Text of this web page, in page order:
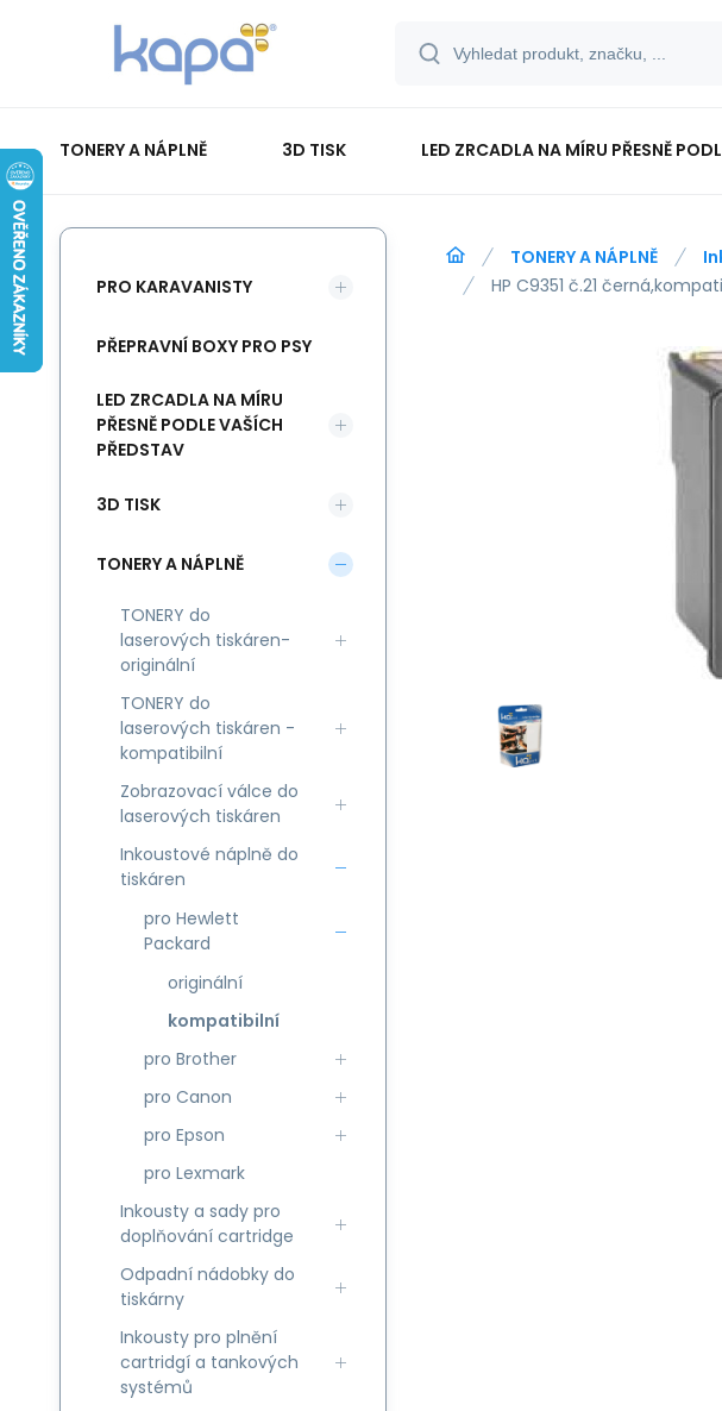
TONERY A NÁPLNĚ 3D TISK LED ZRCADLA NA MÍRU PŘESNĚ
PAPÍR-ETIKETY-BLOKY-OBÁLKY
TONERY A NÁPLNĚ
HP C9351 č.21
PRO KARAVANISTY
PŘEPRAVNÍ BOXY PRO PSY
LED ZRCADLA NA MÍRU
PŘESNĚ PODLE VAŠÍCH
PŘEDSTAV
3D TISK
TONERY A NÁPLNĚ
TONERY do
laserových tiskáren-
originální
TONERY do
laserových tiskáren -
kompatibilní
Zobrazovací válce do
laserových tiskáren
Inkoustové náplně do
tiskáren
pro Hewlett
Packard
originální
kompatibilní
pro Brother
pro Canon
pro Epson
pro Lexmark
Inkousty a sady pro
doplňování cartridge
Odpadní nádobky do
tiskárny
Inkousty pro plnění
cartridgí a tankových
systémů